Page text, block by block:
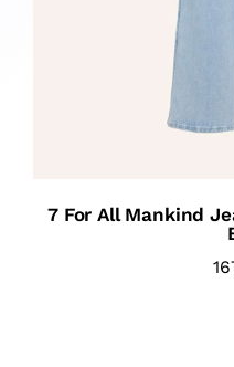
7 For All Mankind